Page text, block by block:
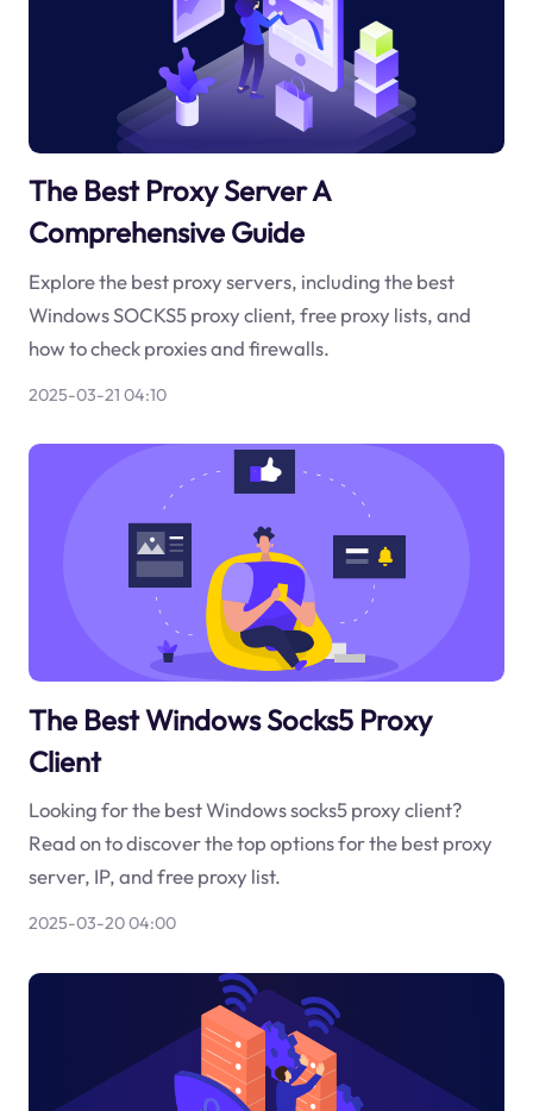
The Best Proxy Server A
Comprehensive Guide
Explore the best proxy servers, including the best
Windows SOCKS5 proxy client, free proxy lists, and
how to check proxies and firewalls.
2025-03-21 04:10
The Best Windows Socks5 Proxy
Client
Looking for the best Windows socks5 proxy client?
Read on to discover the top options for the best proxy
server, IP, and free proxy list.
2025-03-20 04:00